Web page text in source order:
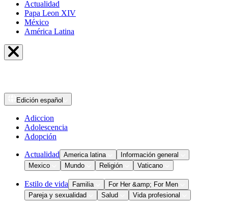
Actualidad
Papa Leon XIV
México
América Latina
Edición español
Adiccion
Adolescencia
Adopción
Actualidad America latina
Información general
Mexico
Mundo Religión Vaticano
Estilo de vida Familia
For Her &amp; For Men
Pareja y sexualidad
Salud Vida profesional